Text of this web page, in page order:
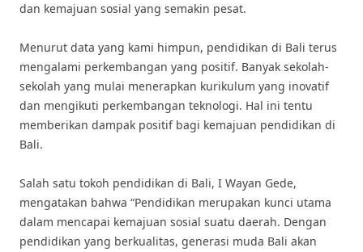
dan kemajuan sosial yang semakin pesat.
Menurut data yang kami himpun, pendidikan di Bali terus
mengalami perkembangan yang positif. Banyak sekolah-
sekolah yang mulai menerapkan kurikulum yang inovatif
dan mengikuti perkembangan teknologi. Hal ini tentu
memberikan dampak positif bagi kemajuan pendidikan di
Bali.
Salah satu tokoh pendidikan di Bali, I Wayan Gede,
mengatakan bahwa “Pendidikan merupakan kunci utama
dalam mencapai kemajuan sosial suatu daerah. Dengan
pendidikan yang berkualitas, generasi muda Bali akan